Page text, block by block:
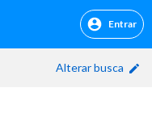
Entrar
Alterar busca